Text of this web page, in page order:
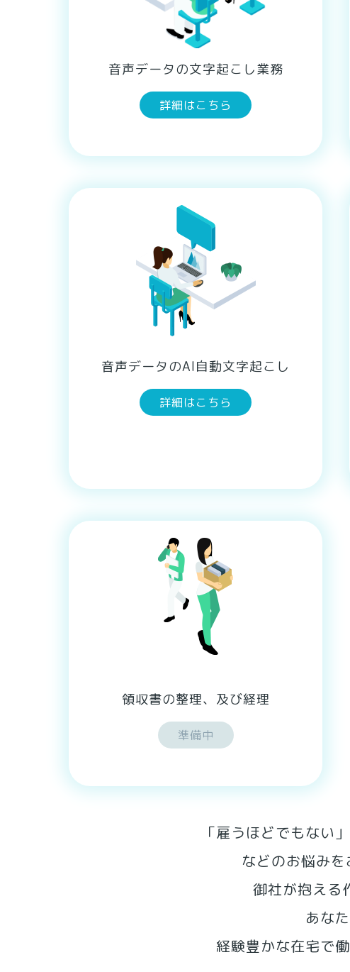
音声データの文字起こし業務
詳細はこちら
音声データのAI自動文字起こし
詳細はこちら
領収書の整理、及び経理
準備中
「雇うほどでもない
などのお悩み
御社が抱える
あな
経験豊かな在宅で